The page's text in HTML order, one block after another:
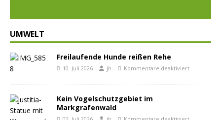
UMWELT
Freilaufende Hunde reißen Rehe
10. Juli 2026 jh Kommentare deaktiviert
Kein Vogelschutzgebiet im
Markgrafenwald